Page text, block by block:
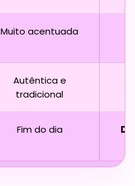
Muito acentuada
Autêntica e
tradicional
Fim do dia